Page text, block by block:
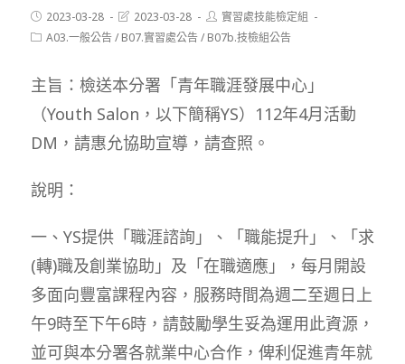
Post
published:
2023-03-28
Post
modified:
2023-03-28
Post
author:
實習處技能檢定組
PostA03.一般公告/ B07.實習處公告/ B07b.技檢組公告
主旨：檢送本分署「青年職涯發展中心」
（Youth Salon，以下簡稱YS）112年4月活動
DM，請惠允協助宣導，請查照。
說明：
一、YS提供「職涯諮詢」、「職能提升」、「求
(轉)職及創業協助」及「在職適應」，每月開設
多面向豐富課程內容，服務時間為週二至週日上
午9時至下午6時，請鼓勵學生妥為運用此資源，
並可與本分署各就業中心合作，俾利促進青年就